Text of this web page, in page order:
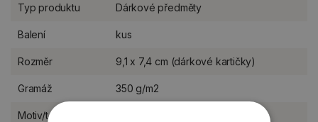
Typ produktu Dárkové předměty
Balení kus
Rozměr 9,1 x 7,4 cm (dárkové kartičky)
Gramáž 350 g/m2
Motiv/téma